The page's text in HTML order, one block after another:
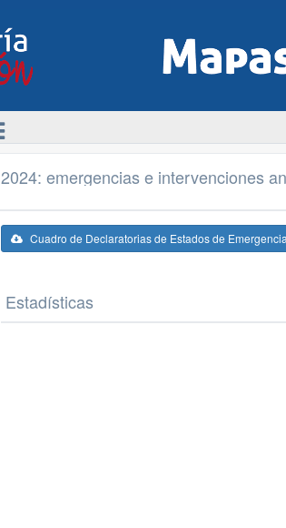
2024: emergencias e intervenciones
Cuadro de Declaratorias de Estados de
Estadísticas